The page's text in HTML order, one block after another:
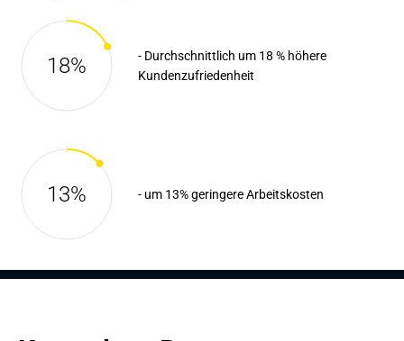
18%
- Durchschnittlich um 18 % höhere
Kundenzufriedenheit
13% - um 13% geringere Arbeitskosten